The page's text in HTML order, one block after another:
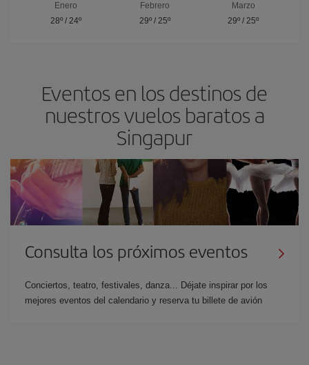
Enero
28º/ 24º
Febrero
29º/ 25º
Marzo
29º /25º
Eventos en los destinos de
nuestros vuelos baratos a
Singapur
Consulta los próximos eventos
Conciertos, teatro, festivales, danza... Déjate inspirar por los
mejores eventos del calendario y reserva tu billete de avión